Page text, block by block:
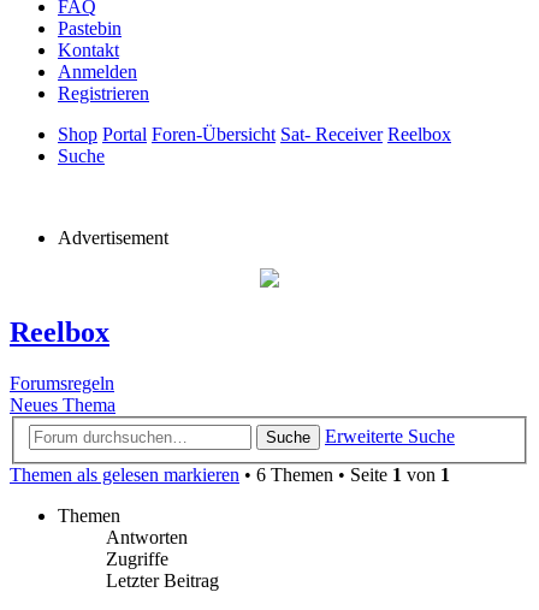
FAQ
Pastebin
Kontakt
Anmelden
Registrieren
Shop Portal Foren-Übersicht Sat- Receiver Reelbox
Suche
Advertisement
Reelbox
Forumsregeln
Neues Thema
Suche
Erweiterte Suche
Themen als gelesen markieren • 6 Themen • Seite 1 von 1
Themen
Antworten
Zugriffe
Letzter Beitrag